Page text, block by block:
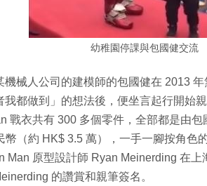
幼稚園停課與包國健交流
械人公司的建模師的包國健在 2013
都做到」的想法後，便坐言起行開始
戰衣共有 300 多個零件，全部都是由
幣（約 HK$ 3.5 萬），一手一腳按角色
Man 原型設計師 Ryan Meinerding 在
的讚賞和親筆簽名。